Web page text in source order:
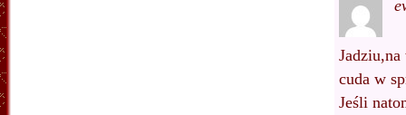
cuda w
Jeśli